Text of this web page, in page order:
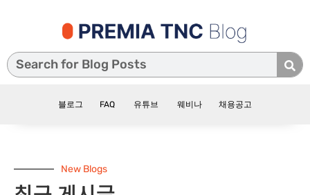
블로그 FAQ 유튜브 웨비나 채용공고
New Blogs